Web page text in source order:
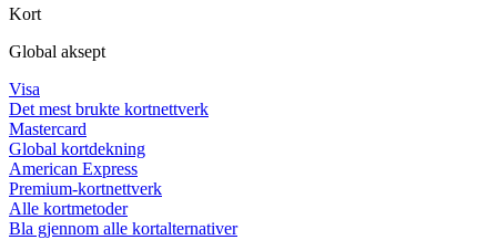
Kort
Global aksept
Visa
Det mest brukte kortnettverk
Mastercard
Global kortdekning
American Express
Premium-kortnettverk
Alle kortmetoder
Bla gjennom alle kortalternativer